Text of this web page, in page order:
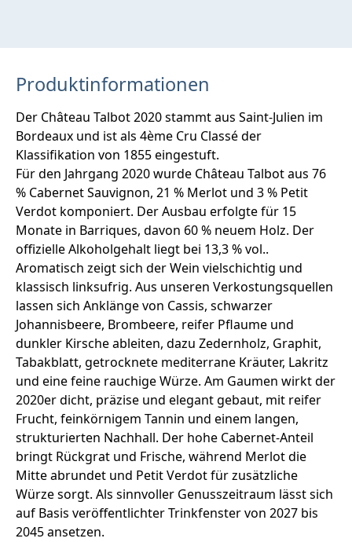
Produktinformationen
Der Château Talbot 2020 stammt aus Saint-Julien im
Bordeaux und ist als 4ème Cru Classé der
Klassifikation von 1855 eingestuft.
Für den Jahrgang 2020 wurde Château Talbot aus 76
% Cabernet Sauvignon, 21 % Merlot und 3 % Petit
Verdot komponiert. Der Ausbau erfolgte für 15
Monate in Barriques, davon 60 % neuem Holz. Der
offizielle Alkoholgehalt liegt bei 13,3 % vol..
Aromatisch zeigt sich der Wein vielschichtig und
klassisch linksufrig. Aus unseren Verkostungsquellen
lassen sich Anklänge von Cassis, schwarzer
Johannisbeere, Brombeere, reifer Pflaume und
dunkler Kirsche ableiten, dazu Zedernholz, Graphit,
Tabakblatt, getrocknete mediterrane Kräuter, Lakritz
und eine feine rauchige Würze. Am Gaumen wirkt der
2020er dicht, präzise und elegant gebaut, mit reifer
Frucht, feinkörnigem Tannin und einem langen,
strukturierten Nachhall. Der hohe Cabernet-Anteil
bringt Rückgrat und Frische, während Merlot die
Mitte abrundet und Petit Verdot für zusätzliche
Würze sorgt. Als sinnvoller Genusszeitraum lässt sich
auf Basis veröffentlichter Trinkfenster von 2027 bis
2045 ansetzen.